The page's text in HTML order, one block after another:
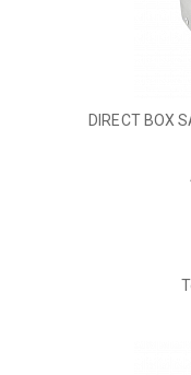
DIRECT BOX